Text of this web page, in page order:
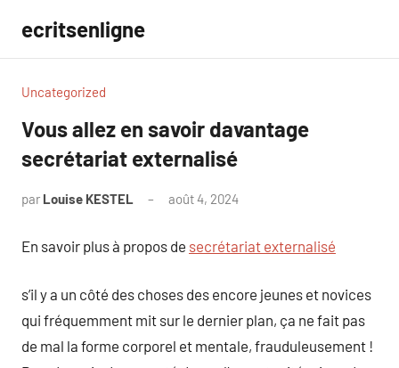
contenu
ecritsenligne
Uncategorized
Vous allez en savoir davantage
secrétariat externalisé
par Louise KESTEL août 4, 2024
En savoir plus à propos de secrétariat externalisé
s’il y a un côté des choses des encore jeunes et novices
qui fréquemment mit sur le dernier plan, ça ne fait pas
de mal la forme corporel et mentale, frauduleusement !